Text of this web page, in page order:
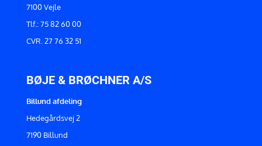
7100 Vejle
Tlf.: 75 82 60 00
CVR. 27 76 32 51
BØJE & BRØCHNER A/S
Billund afdeling
Hedegårdsvej 2
7190 Billund